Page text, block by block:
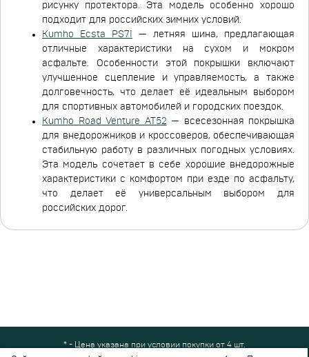
рисунку протектора. Эта модель особенно хорошо
подходит для российских зимних условий.
Kumho Ecsta PS71
— летняя шина, предлагающая
отличные характеристики на сухом и мокром
асфальте. Особенности этой покрышки включают
улучшенное сцепление и управляемость, а также
долговечность, что делает её идеальным выбором
для спортивных автомобилей и городских поездок.
Kumho Road Venture AT52 — всесезонная покрышка
для внедорожников и кроссоверов, обеспечивающая
стабильную работу в различных погодных условиях.
Эта модель сочетает в себе хорошие внедорожные
характеристики с комфортом при езде по асфальту,
что делает её универсальным выбором для
российских дорог.
* - Цена указана при условии покупки от 4 шт.